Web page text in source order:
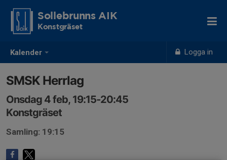
Kalender Logga in
Sollebrunns AIK
Konstgräset
SMSK Herrlag
Onsdag 4 feb, 19:15-20:45
Konstgräset
Samling: 19:15